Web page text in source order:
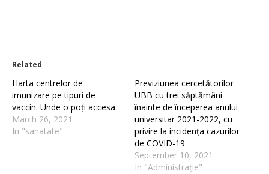
Related
Harta centrelor de
imunizare pe tipuri de
vaccin. Unde o poți accesa
March 26, 2021
In "sanatate"
Previziunea cercetătorilor
UBB cu trei săptămâni
înainte de începerea anului
universitar 2021-2022, cu
privire la incidența cazurilor
de COVID-19
September 10, 2021
In "Administrație"